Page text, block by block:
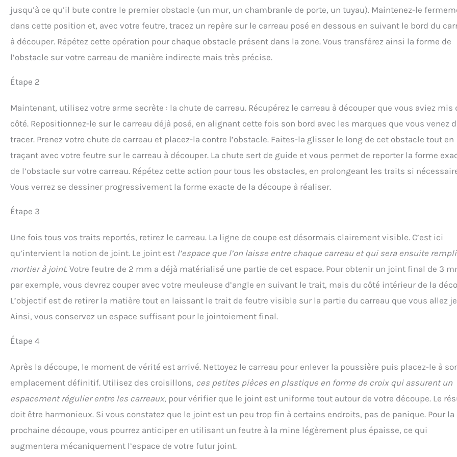
jusqu’à ce qu’il bute contre le premier obstacle (un mur, un chambranle de porte, un tuyau). Maintenez-le
dans cette position et, avec votre feutre, tracez un repère sur le carreau posé en dessous en suivant le bord du
à découper. Répétez cette opération pour chaque obstacle présent dans la zone. Vous transférez ainsi la forme de
l’obstacle sur votre carreau de manière indirecte mais très précise.
Étape 2
Maintenant, utilisez votre arme secrète : la chute de carreau. Récupérez le carreau à découper que vous aviez mis
côté. Repositionnez-le sur le carreau déjà posé, en alignant cette fois son bord avec les marques que vous venez
tracer. Prenez votre chute de carreau et placez-la contre l’obstacle. Faites-la glisser le long de cet obstacle tout en
traçant avec votre feutre sur le carreau à découper. La chute sert de guide et vous permet de reporter la forme
de l’obstacle sur votre carreau. Répétez cette action pour tous les obstacles, en prolongeant les traits si
Vous verrez se dessiner progressivement la forme exacte de la découpe à réaliser.
Étape 3
Une fois tous vos traits reportés, retirez le carreau. La ligne de coupe est désormais clairement visible. C’est ici
qu’intervient la notion de joint. Le joint est l’espace que l’on laisse entre chaque carreau et qui sera ensuite
mortier à joint. Votre feutre de 2 mm a déjà matérialisé une partie de cet espace. Pour obtenir un joint final de 3
par exemple, vous devrez couper avec votre meuleuse d’angle en suivant le trait, mais du côté intérieur de la
L’objectif est de retirer la matière tout en laissant le trait de feutre visible sur la partie du carreau que vous allez
Ainsi, vous conservez un espace suffisant pour le jointoiement final.
Étape 4
Après la découpe, le moment de vérité est arrivé. Nettoyez le carreau pour enlever la poussière puis placez-le à
emplacement définitif. Utilisez des croisillons, ces petites pièces en plastique en forme de croix qui assurent un
espacement régulier entre les carreaux, pour vérifier que le joint est uniforme tout autour de votre découpe. Le
doit être harmonieux. Si vous constatez que le joint est un peu trop fin à certains endroits, pas de panique. Pour la
prochaine découpe, vous pourrez anticiper en utilisant un feutre à la mine légèrement plus épaisse, ce qui
augmentera mécaniquement l’espace de votre futur joint.